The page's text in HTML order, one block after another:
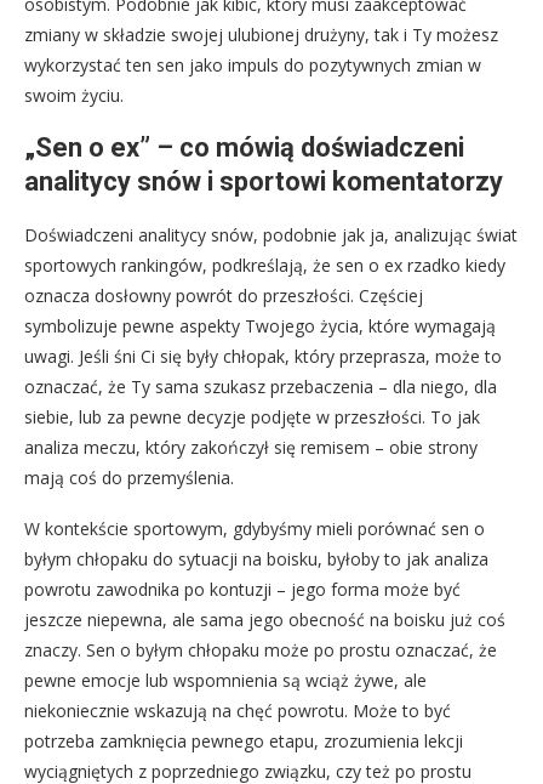
zmiany w składzie swojej ulubionej drużyny, tak i Ty możesz
wykorzystać ten sen jako impuls do pozytywnych zmian w
swoim życiu.
„Sen o ex” – co mówią doświadczeni
analitycy snów i sportowi komentatorzy
Doświadczeni analitycy snów, podobnie jak ja, analizując świat
sportowych rankingów, podkreślają, że sen o ex rzadko kiedy
oznacza dosłowny powrót do przeszłości. Częściej
symbolizuje pewne aspekty Twojego życia, które wymagają
uwagi. Jeśli śni Ci się były chłopak, który przeprasza, może to
oznaczać, że Ty sama szukasz przebaczenia – dla niego, dla
siebie, lub za pewne decyzje podjęte w przeszłości. To jak
analiza meczu, który zakończył się remisem – obie strony
mają coś do przemyślenia.
W kontekście sportowym, gdybyśmy mieli porównać sen o
byłym chłopaku do sytuacji na boisku, byłoby to jak analiza
powrotu zawodnika po kontuzji – jego forma może być
jeszcze niepewna, ale sama jego obecność na boisku już coś
znaczy. Sen o byłym chłopaku może po prostu oznaczać, że
pewne emocje lub wspomnienia są wciąż żywe, ale
niekoniecznie wskazują na chęć powrotu. Może to być
potrzeba zamknięcia pewnego etapu, zrozumienia lekcji
wyciągniętych z poprzedniego związku, czy też po prostu